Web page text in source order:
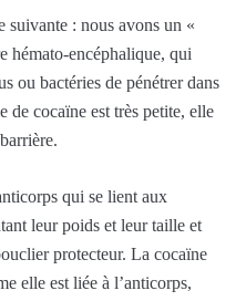
suivante : nous avons un «
hémato-encéphalique, qui
ou bactéries de pénétrer dans
de cocaïne est très petite, elle
qui se lient aux
leur poids et leur taille et
protecteur. La cocaïne
elle est liée à l’anticorps,